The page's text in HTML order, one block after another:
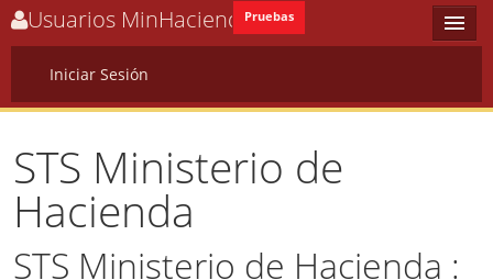
Usuarios MinHaciendaPruebas
Iniciar Sesión
Home
Sign In
STS Ministerio de
Hacienda
STS Ministerio de Hacienda :